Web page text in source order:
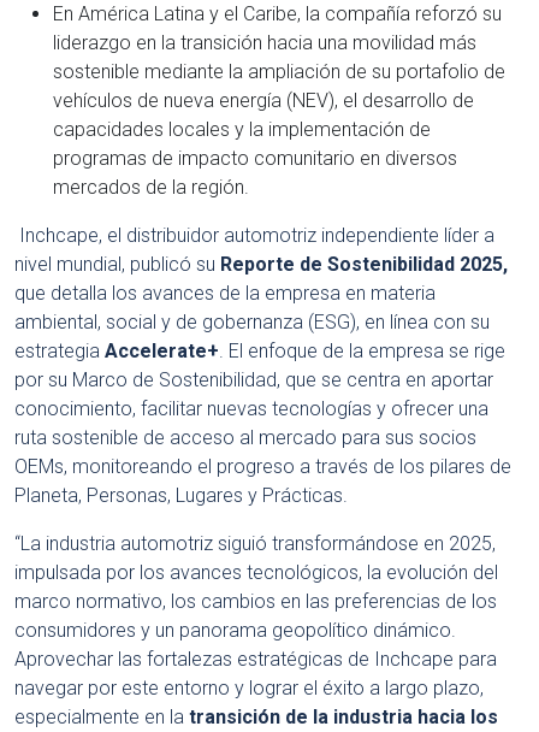
En América Latina y el Caribe, la compañía reforzó su
liderazgo en la transición hacia una movilidad más
sostenible mediante la ampliación de su portafolio de
vehículos de nueva energía (NEV), el desarrollo de
capacidades locales y la implementación de
programas de impacto comunitario en diversos
mercados de la región.
Inchcape, el distribuidor automotriz independiente líder a
nivel mundial, publicó su Reporte de Sostenibilidad 2025,
que detalla los avances de la empresa en materia
ambiental, social y de gobernanza (ESG), en línea con su
estrategia Accelerate+ . El enfoque de la empresa se rige
por su Marco de Sostenibilidad, que se centra en aportar
conocimiento, facilitar nuevas tecnologías y ofrecer una
ruta sostenible de acceso al mercado para sus socios
OEMs, monitoreando el progreso a través de los pilares de
Planeta, Personas, Lugares y Prácticas.
“La industria automotriz siguió transformándose en 2025,
impulsada por los avances tecnológicos, la evolución del
marco normativo, los cambios en las preferencias de los
consumidores y un panorama geopolítico dinámico.
Aprovechar las fortalezas estratégicas de Inchcape para
navegar por este entorno y lograr el éxito a largo plazo,
especialmente en la transición de la industria hacia los